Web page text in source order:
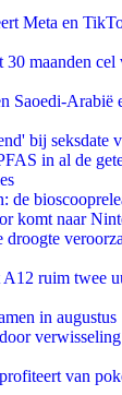
Meta en
maanden cel
Saoedi-Arabië
bij seksdate
in al de
de
komt naar
droogte
ruim twee
in augustus
verwisseling
van